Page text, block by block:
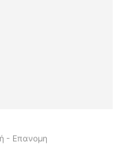
- Επανομη